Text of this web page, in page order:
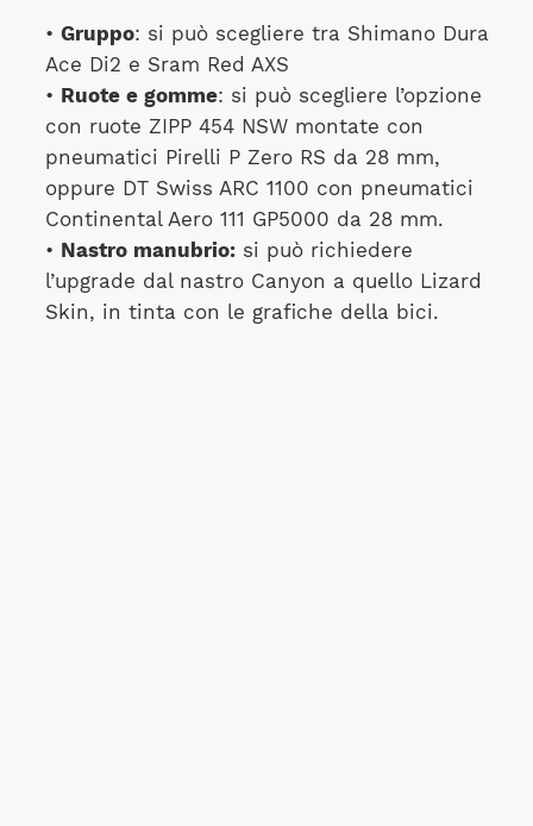
• Gruppo: si può scegliere tra Shimano Dura
Ace Di2 e Sram Red AXS
• Ruote e gomme: si può scegliere l’opzione
con ruote ZIPP 454 NSW montate con
pneumatici Pirelli P Zero RS da 28 mm,
oppure DT Swiss ARC 1100 con pneumatici
Continental Aero 111 GP5000 da 28 mm.
• Nastro manubrio:si può richiedere
l’upgrade dal nastro Canyon a quello Lizard
Skin, in tinta con le grafiche della bici.